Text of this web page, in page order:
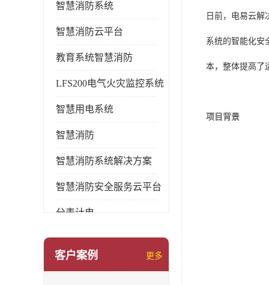
智慧消防系统
智慧消防云平台
教育系统智慧消防
LFS200电气火灾监控系统
智慧用电系统
智慧消防
智慧消防系统解决方案
智慧消防安全服务云平台
分表计电
环保用电监管系统
客户案例 更多
日前，电易云
系统的智能化安
本，整体提高了
项目背景